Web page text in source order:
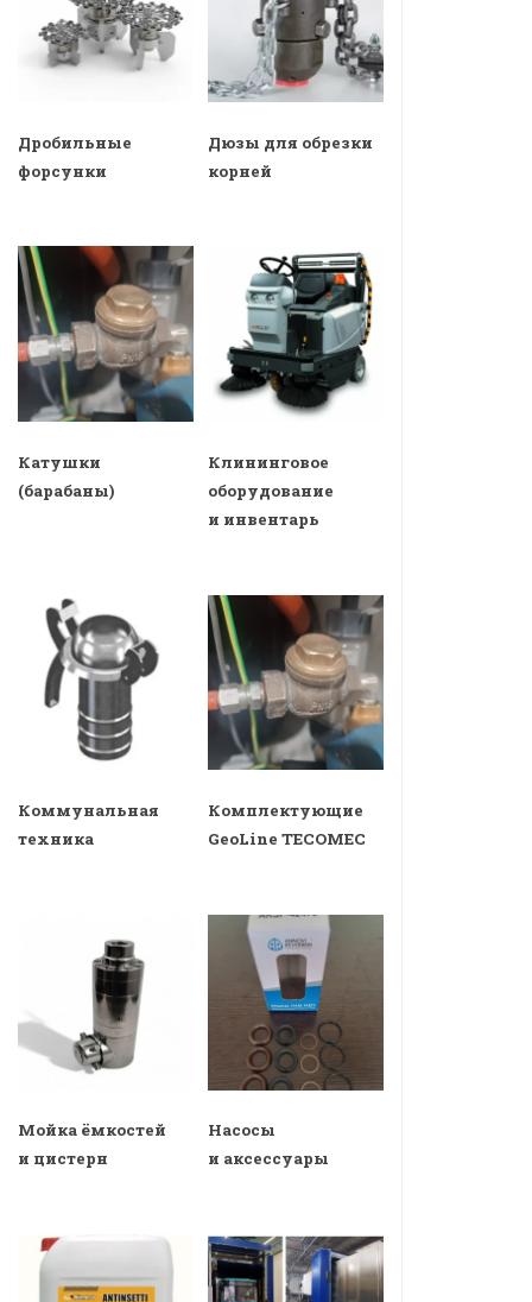
Дробильные
форсунки
Дюзы для обрезки
корней
Катушки
(барабаны)
Клининговое
оборудование
и инвентарь
Коммунальная
техника
Комплектующие
GeoLine TECOMEC
Мойка ёмкостей
и цистерн
Насосы
и аксессуары